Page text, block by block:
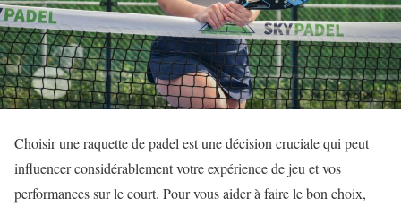
Choisir une raquette de padel est une décision cruciale qui peut
influencer considérablement votre expérience de jeu et vos
performances sur le court. Pour vous aider à faire le bon choix,